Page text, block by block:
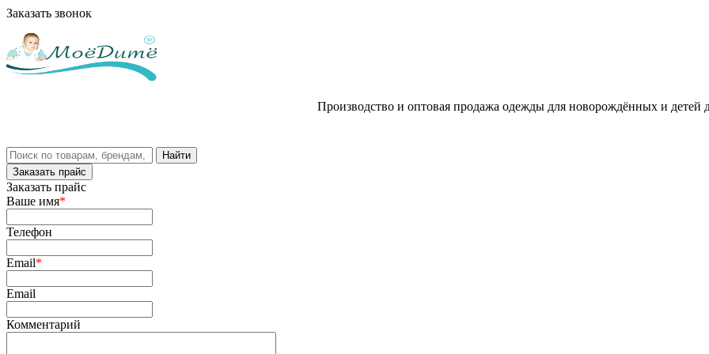
Заказать звонок
Производство и оптовая продажа одежды для новорождённых и детей
Заказать прайс
Заказать прайс
Ваше имя*
Телефон
Email*
Email
Комментарий